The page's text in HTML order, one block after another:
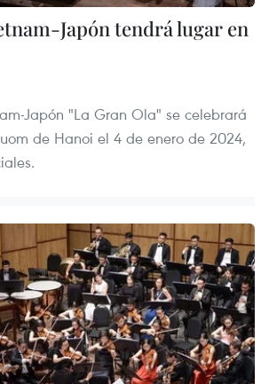
Japón tendrá lugar en
Japón "La Gran Ola" se celebrará
de Hanoi el 4 de enero de 2024,